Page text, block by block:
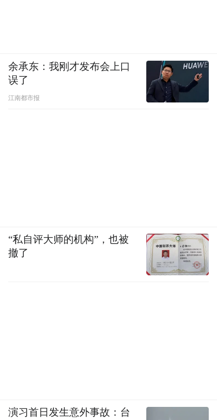
余承东：我刚才发布会上口
误了
江南都市报
“私自评大师的机构”，也被
撤了
演习首日发生意外事故：台